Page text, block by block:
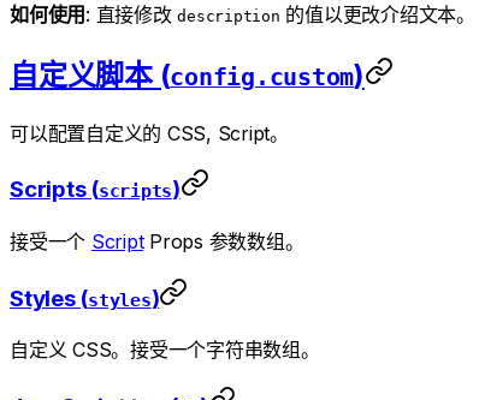
如何使用: 直接修改description 的值以更改介绍文本。
自定义脚本 (config.custom)
可以配置自定义的 CSS, Script。
Scripts (scripts)
接受一个 ScriptProps 参数数组。
Styles (styles)
自定义 CSS。接受一个字符串数组。